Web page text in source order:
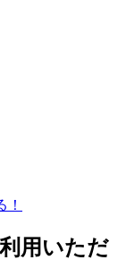
用いただ